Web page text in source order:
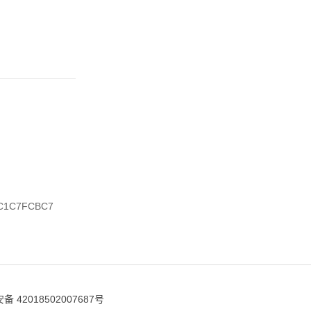
备 42018502007687号